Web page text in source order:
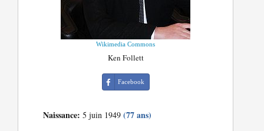
Wikimedia Commons
Ken Follett
Facebook
Naissance: 5 juin 1949(77 ans)